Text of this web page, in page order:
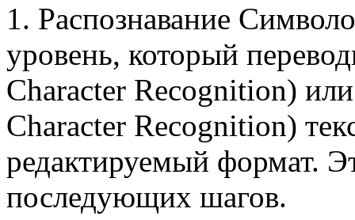
1. Распознавание
уровень, который
Character Recognition)
Character Recognition)
редактируемый формат.
последующих шагов.